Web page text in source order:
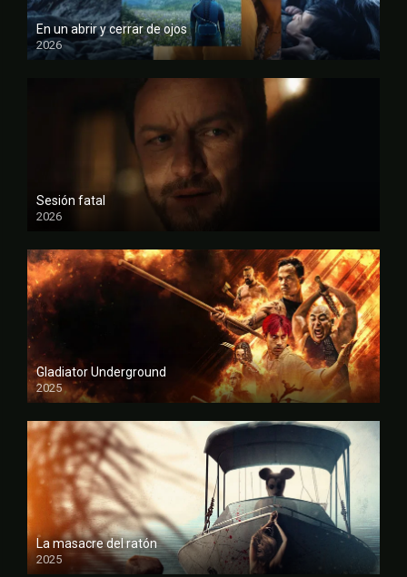
En un abrir y cerrar de ojos
2026
FULL HD
Sesión fatal
2026
FULL HD
Gladiator Underground
2025
FULL HD
La masacre del ratón
2025
FULL HD